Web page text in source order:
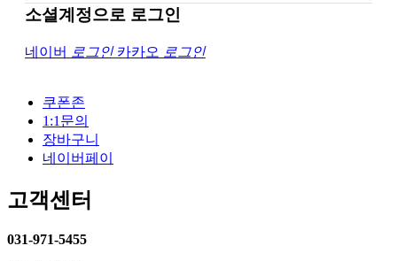
소셜계정으로 로그인
네이버 로그인 카카오 로그인
쿠폰존
1:1문의
장바구니
네이버페이
고객센터
031-971-5455